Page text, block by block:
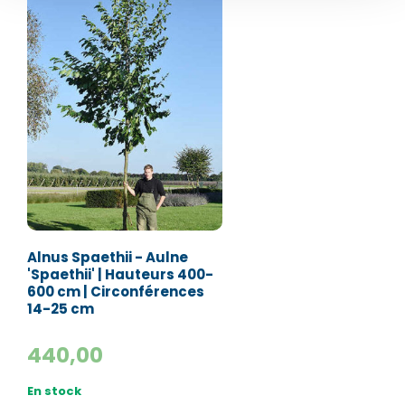
Alnus Spaethii - Aulne
'Spaethii' | Hauteurs 400-
600 cm | Circonférences
14-25 cm
440,00
En stock
Numéro de téléphone*
E-mail:*
Valider
Numéro de téléphone*
E-mail:*
Valider